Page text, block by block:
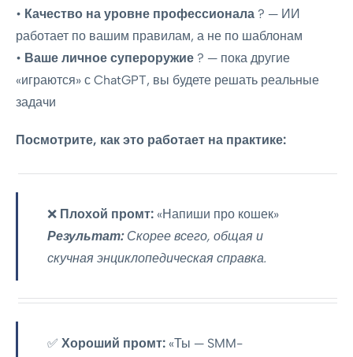
• Качество на уровне профессионала ? — ИИ
работает по вашим правилам, а не по шаблонам
• Ваше личное супероружие ? — пока другие
«играются» с ChatGPT, вы будете решать реальные
задачи
Посмотрите, как это работает на практике:
❌ Плохой промт: «Напиши про кошек»
Результат:Скорее всего, общая и
скучная энциклопедическая справка.
✅ Хороший промт: «Ты — SMM-